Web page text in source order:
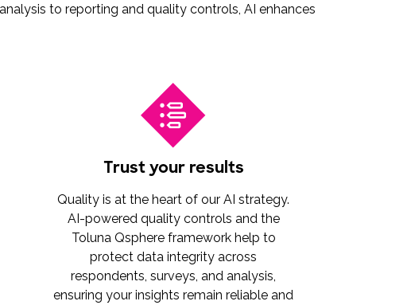
to reporting and quality controls, AI enhances
Trust your results
Quality is at the heart of our AI strategy.
AI-powered quality controls and the
Toluna Qsphere framework help to
protect data integrity across
respondents, surveys, and analysis,
ensuring your insights remain reliable and